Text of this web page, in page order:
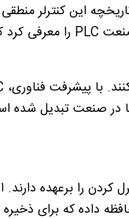
PLC را معرفی
با پیشرفت فناوری،
در صنعت تبدیل شده
کردن را بر‌عهده
داده که برای